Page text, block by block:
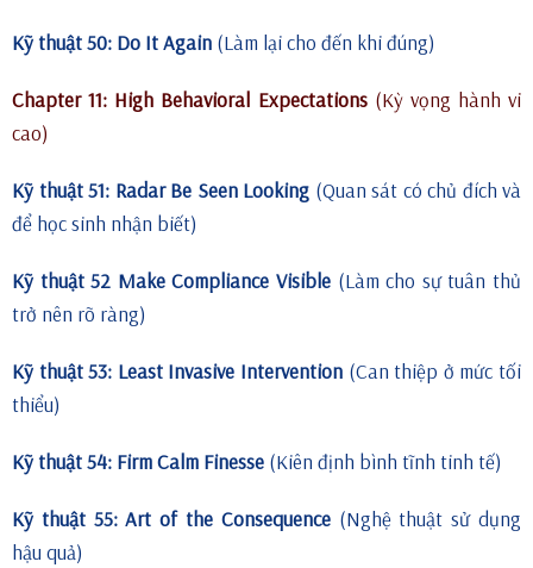
Kỹ thuật 50: Do It Again (Làm lại cho đến khi đúng)
Chapter 11: High Behavioral Expectations(Kỳ vọng hành vi
cao)
Kỹ thuật 51: Radar Be Seen Looking (Quan sát có chủ đích và
để học sinh nhận biết)
Kỹ thuật 52 Make Compliance Visible (Làm cho sự tuân thủ
trở nên rõ ràng)
Kỹ thuật 53: Least Invasive Intervention (Can thiệp ở mức tối
thiểu)
Kỹ thuật 54: Firm Calm Finesse (Kiên định bình tĩnh tinh tế)
Kỹ thuật 55: Art of the Consequence(Nghệ thuật sử dụng
hậu quả)